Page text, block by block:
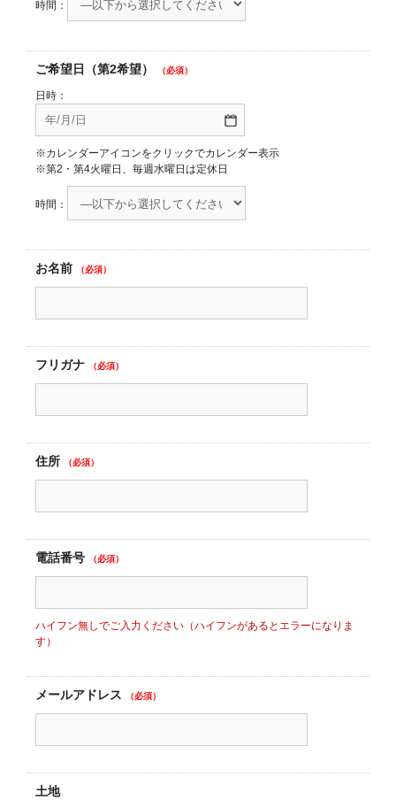
時間：
ご希望日（第2希望） （必須）
日時：
※カレンダーアイコンをクリックでカレンダー表示
※第2・第4火曜日、毎週水曜日は定休日
時間：
お名前 （必須）
フリガナ （必須）
住所 （必須）
電話番号 （必須）
ハイフン無しでご入力ください（ハイフンがあるとエラーになりま
す）
メールアドレス （必須）
土地